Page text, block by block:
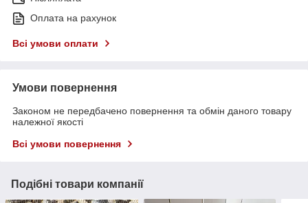
Оплата на рахунок
Всі умови оплати
Умови повернення
Законом не передбачено повернення та обмін даного товару
належної якості
Всі умови повернення
Подібні товари компанії